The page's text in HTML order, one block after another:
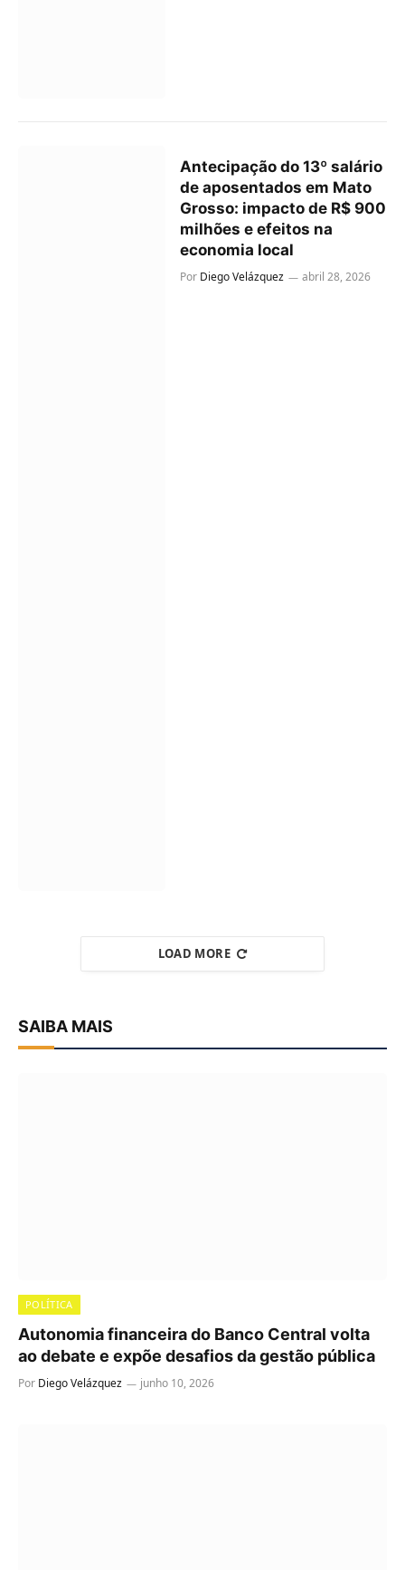
Antecipação do 13º salário
de aposentados em Mato
Grosso: impacto de R$ 900
milhões e efeitos na
economia local
Por Diego Velázquez abril 28, 2026
LOAD MORE
SAIBA MAIS
POLÍTICA
Autonomia financeira do Banco Central volta
ao debate e expõe desafios da gestão pública
Por Diego Velázquez junho 10, 2026